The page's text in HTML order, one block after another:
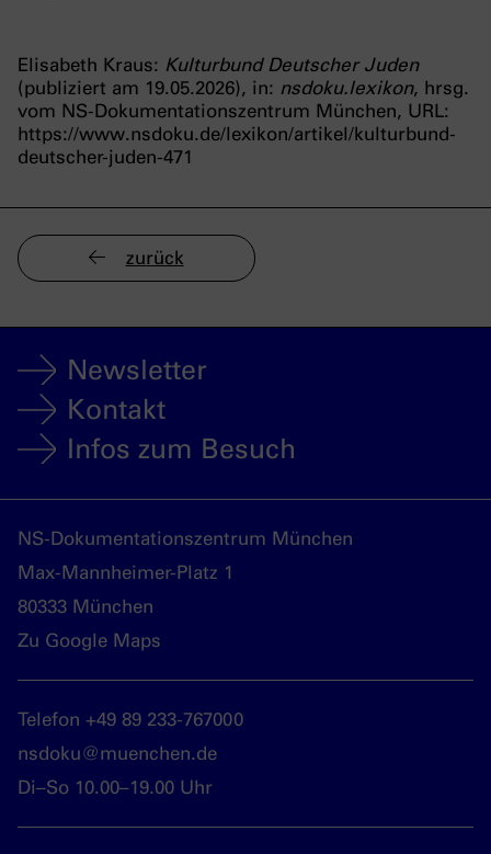
Elisabeth Kraus: Kulturbund Deutscher Juden
(publiziert am 19.05.2026), in: nsdoku.lexikon, hrsg.
vom NS-Dokumentationszentrum München, URL:
https://www.nsdoku.de/lexikon/artikel/kulturbund-
deutscher-juden-471
zurück
Newsletter
Kontakt
Infos zum Besuch
NS-Dokumentationszentrum München
Max-Mannheimer-Platz 1
80333 München
Zu Google Maps
Telefon +49 89 233-767000
nsdoku@muenchen.de
Di–So 10.00–19.00 Uhr